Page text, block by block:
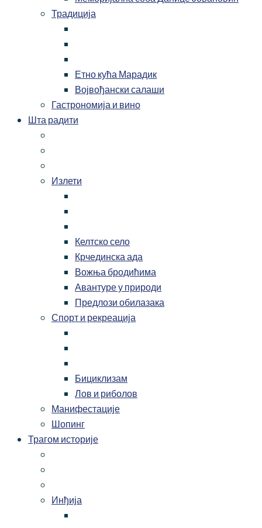
Традиција
Етно кућа Марадик
Војвођански салаши
Гастрономија и вино
Шта радити
Излети
Келтско село
Крчединска ада
Вожња бродићима
Авантуре у природи
Предлози обилазака
Спорт и рекреација
Бициклизам
Лов и риболов
Манифестације
Шопинг
Трагом историје
Инђија